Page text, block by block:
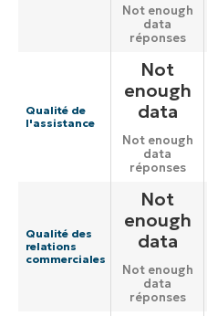
Not enough
data
réponses
Qualité de
l'assistance
Not
enough
data
Not enough
data
réponses
Qualité des
relations
commerciales
Not
enough
data
Not enough
data
réponses